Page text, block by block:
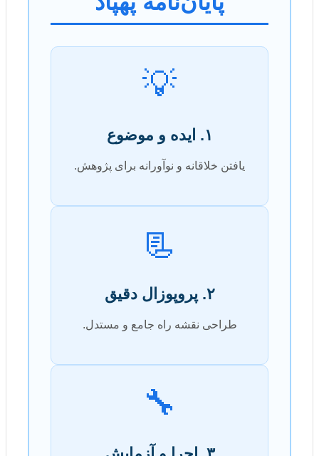
💡
۱. ایده و موضوع
یافتن خلاقانه و نوآورانه برای پژوهش.
📃
۲. پروپوزال دقیق
طراحی نقشه راه جامع و مستدل.
🔧